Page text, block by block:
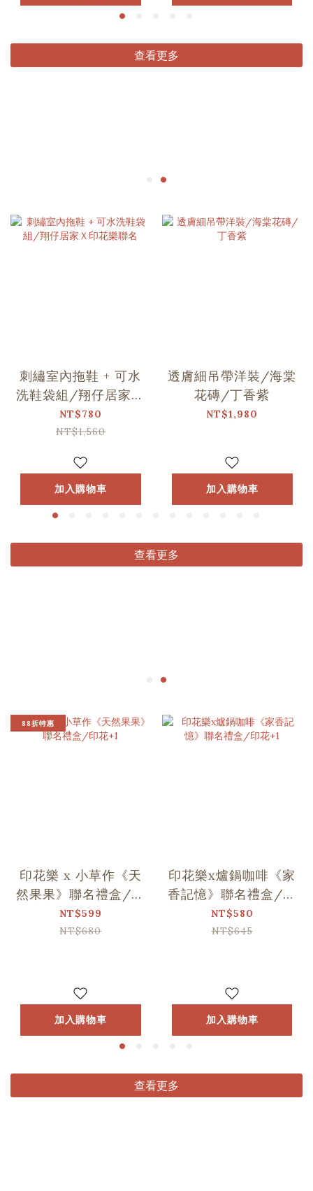
查看更多
刺繡室內拖鞋 + 可水
洗鞋袋組/翔仔居家Ｘ
印花樂聯名
NT$780
NT$1,560
加入購物車
透膚細吊帶洋裝/海棠
花磚/丁香紫
NT$1,980
加入購物車
查看更多
88折特惠
印花樂 x 小草作《天
然果果》聯名禮盒/印
花+1
NT$599
NT$680
加入購物車
印花樂x爐鍋咖啡《家
香記憶》聯名禮盒/印
花+1
NT$580
NT$645
加入購物車
查看更多